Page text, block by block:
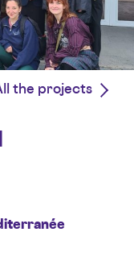
the projects